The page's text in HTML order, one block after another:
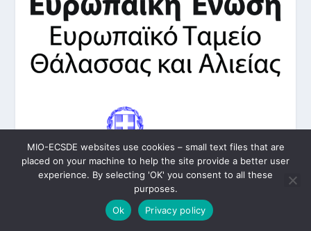
MIO-ECSDE websites use cookies – small text files that are
placed on your machine to help the site provide a better user
experience. By selecting 'OK' you consent to all these
purposes.
Ok
Privacy policy